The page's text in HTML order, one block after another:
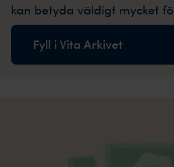
kan betyda väldigt mycket
Fyll i Vita Arkivet